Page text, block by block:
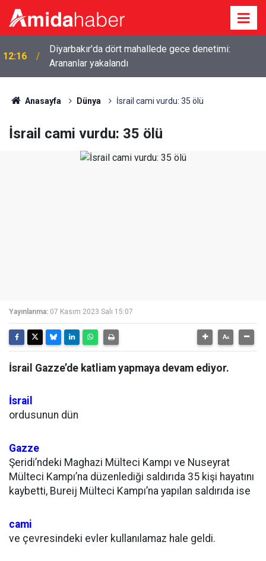
12:16
Diyarbakır'da dört mahallede gece denetimi:
Arananlar yakalandı
Anasayfa Dünya İsrail cami vurdu: 35 ölü
İsrail cami vurdu: 35 ölü
Yayınlanma: 07 Kasım 2023 Salı 15:07
İsrail Gazze’de katliam yapmaya devam ediyor.
İsrail
ordusunun dün
Gazze
Şeridi’ndeki Maghazi Mülteci Kampı ve Nuseyrat
Mülteci Kampı’na düzenlediği saldırıda 35 kişi hayatını
kaybetti, Bureij Mülteci Kampı’na yapılan saldırıda ise
cami
ve çevresindeki evler kullanılamaz hale geldi.